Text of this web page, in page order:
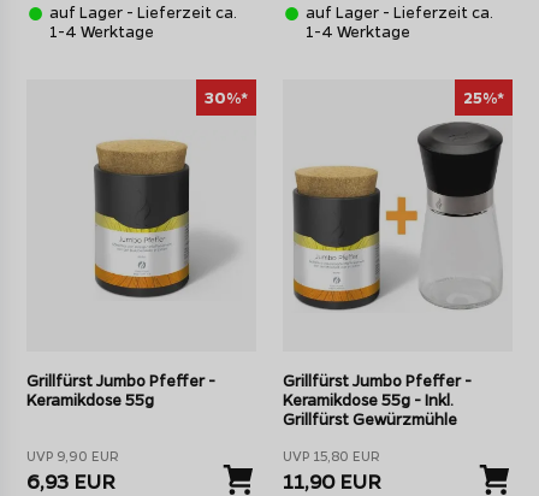
auf Lager - Lieferzeit ca.
1-4 Werktage
auf Lager - Lieferzeit ca.
1-4 Werktage
30%*
Grillfürst Jumbo Pfeffer -
Keramikdose 55g
UVP 9,90 EUR
6,93 EUR
25%*
Grillfürst Jumbo Pfeffer -
Keramikdose 55g - Inkl.
Grillfürst Gewürzmühle
UVP 15,80 EUR
11,90 EUR